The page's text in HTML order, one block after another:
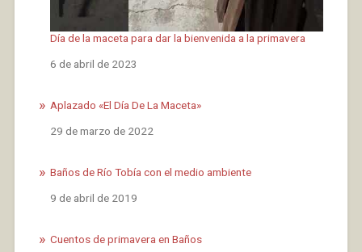
Día de la maceta para dar la bienvenida a la primavera
Fecha
6 de abril de 2023
Aplazado «El Día De La Maceta»
Fecha
29 de marzo de 2022
Baños de Río Tobía con el medio ambiente
Fecha
9 de abril de 2019
Cuentos de primavera en Baños